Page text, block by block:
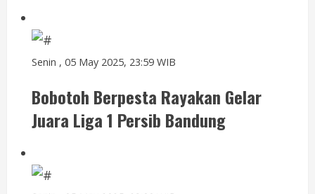
Senin , 05 May 2025, 23:59 WIB
Bobotoh Berpesta Rayakan Gelar
Juara Liga 1 Persib Bandung